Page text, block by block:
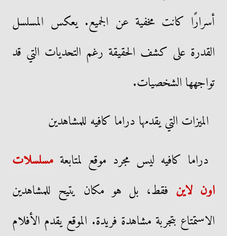
أسرارًا كانت مخفية عن الجميع. يعكس المسلسل
القدرة على كشف الحقيقة رغم التحديات التي قد
تواجهها الشخصيات.
الميزات التي يقدمها دراما كافيه للمشاهدين
دراما كافيه ليس مجرد موقع لمتابعة مسلسلات
اون لاين فقط، بل هو مكان يتيح للمشاهدين
الاستمتاع بتجربة مشاهدة فريدة. الموقع يقدم الأفلام